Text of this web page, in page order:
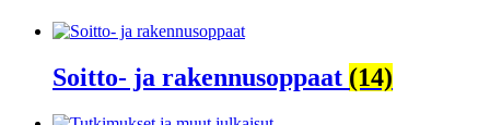
Soitto- ja rakennusoppaat (14)